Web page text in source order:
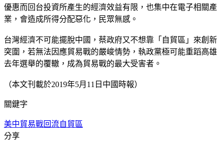
優惠而回台投資所產生的經濟效益有限，也集中在電子相關產
業，會造成所得分配惡化，民眾無感。
台灣經濟不可能擺脫中國，蔡政府又不想靠「自貿區」來創新
突圍，若無法因應貿易戰的嚴峻情勢，執政黨極可能重蹈高雄
去年選舉的覆轍，成為貿易戰的最大受害者。
（本文刊載於2019年5月11日中國時報）
關鍵字
美中貿易戰回流自貿區
分享